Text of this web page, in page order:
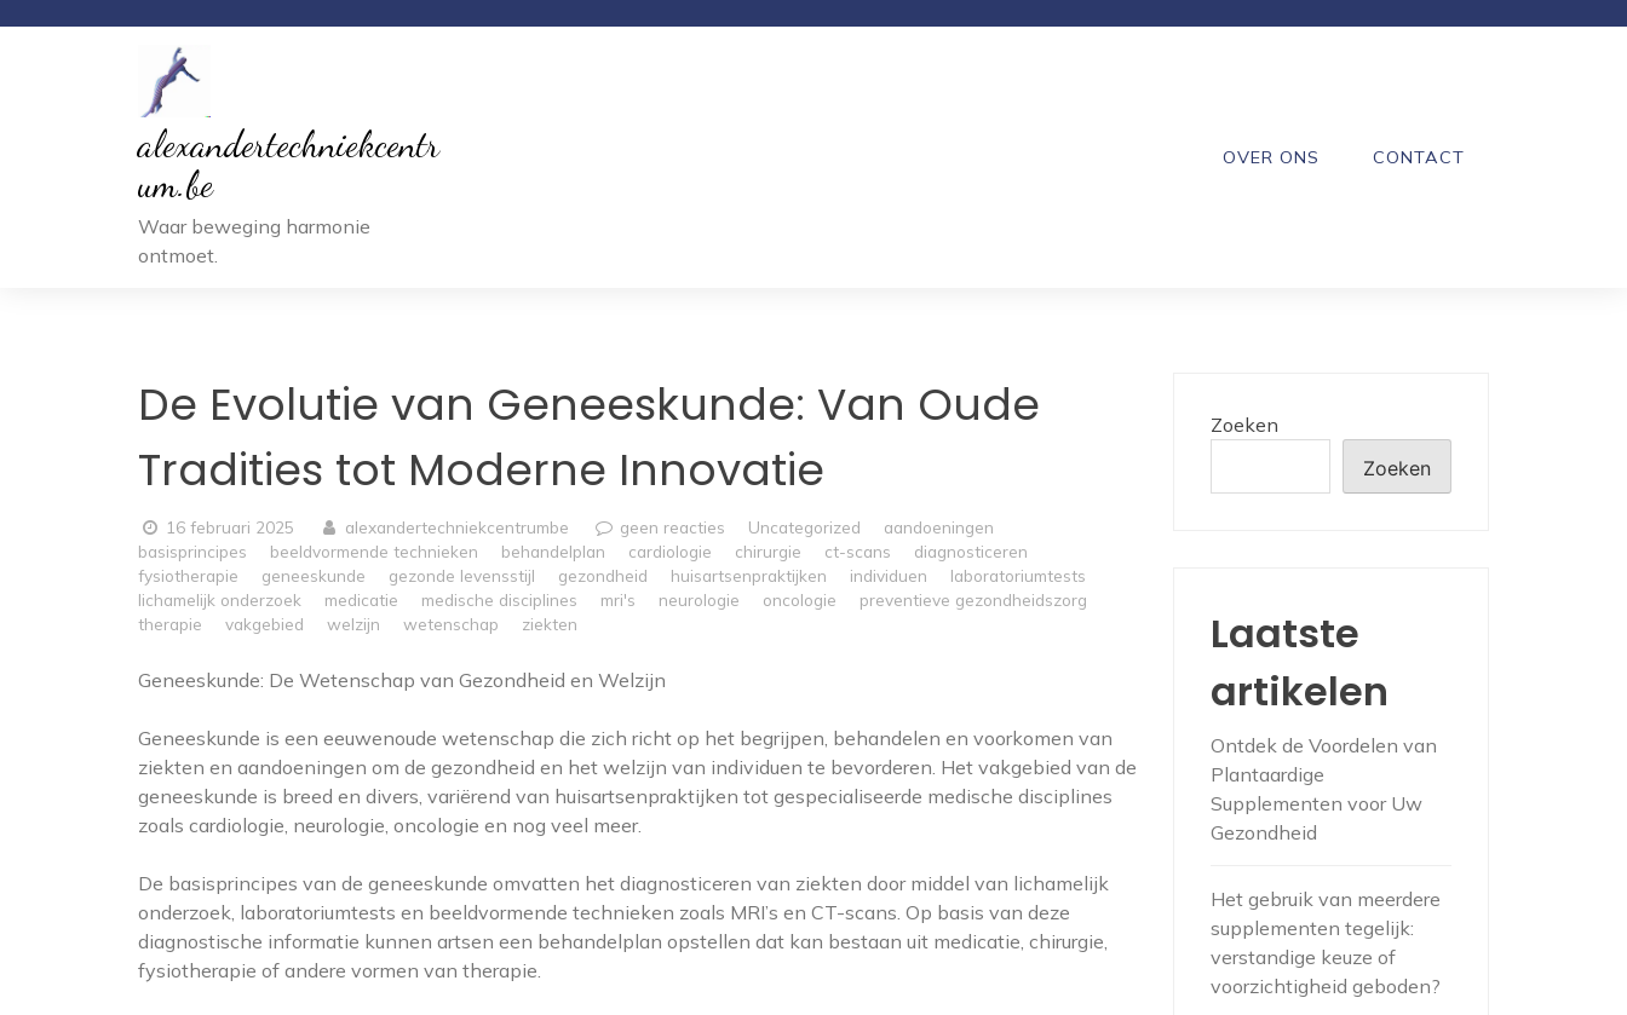
alexandertechniekcentr
um.be
Waar beweging harmonie
ontmoet.
OVER ONS CONTACT
De Evolutie van Geneeskunde: Van Oude
Tradities tot Moderne Innovatie
16 februari 2025 alexandertechniekcentrumbe geen reacties Uncategorized
aandoeningen
basisprincipes
beeldvormende technieken behandelplan cardiologie chirurgie ct-scans
diagnosticeren
fysiotherapie
geneeskunde gezonde levensstijl gezondheid huisartsenpraktijken individuen
laboratoriumtests
lichamelijk onderzoek
medicatie medische disciplines mri's neurologie oncologie
preventieve gezondheidszorg
therapie
vakgebied welzijn wetenschap ziekten
Geneeskunde: De Wetenschap van Gezondheid en Welzijn
Geneeskunde is een eeuwenoude wetenschap die zich richt op het begrijpen, behandelen en voorkomen van
ziekten en aandoeningen om de gezondheid en het welzijn van individuen te bevorderen. Het vakgebied van de
geneeskunde is breed en divers, variërend van huisartsenpraktijken tot gespecialiseerde medische disciplines
zoals cardiologie, neurologie, oncologie en nog veel meer.
De basisprincipes van de geneeskunde omvatten het diagnosticeren van ziekten door middel van lichamelijk
onderzoek, laboratoriumtests en beeldvormende technieken zoals MRI’s en CT-scans. Op basis van deze
diagnostische informatie kunnen artsen een behandelplan opstellen dat kan bestaan uit medicatie, chirurgie,
fysiotherapie of andere vormen van therapie.
Zoeken
Zoeken
Laatste
artikelen
Ontdek de Voordelen van
Plantaardige
Supplementen voor Uw
Gezondheid
Het gebruik van meerdere
supplementen tegelijk:
verstandige keuze of
voorzichtigheid geboden?